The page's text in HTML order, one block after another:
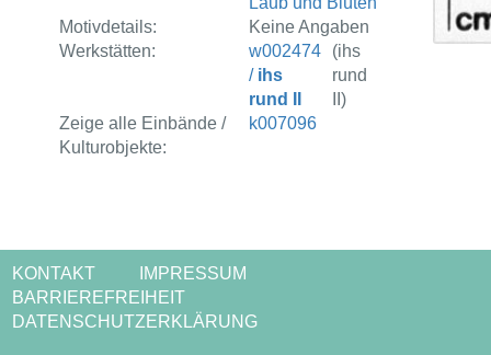
Motivdetails:
Keine Angaben
Werkstätten:
w002474
/ ihs
rund II
(ihs
rund
II)
Zeige alle Einbände /
Kulturobjekte:
k007096
KONTAKT
IMPRESSUM
BARRIEREFREIHEIT
DATENSCHUTZERKLÄRUNG